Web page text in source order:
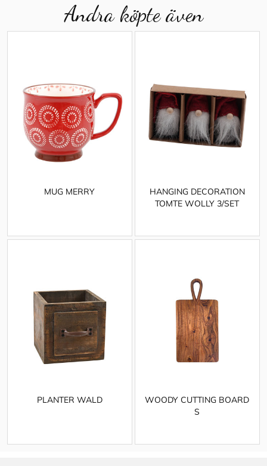
Andra köpte även
MUG MERRY
HANGING DECORATION
TOMTE WOLLY 3/SET
PLANTER WALD
WOODY CUTTING BOARD
S